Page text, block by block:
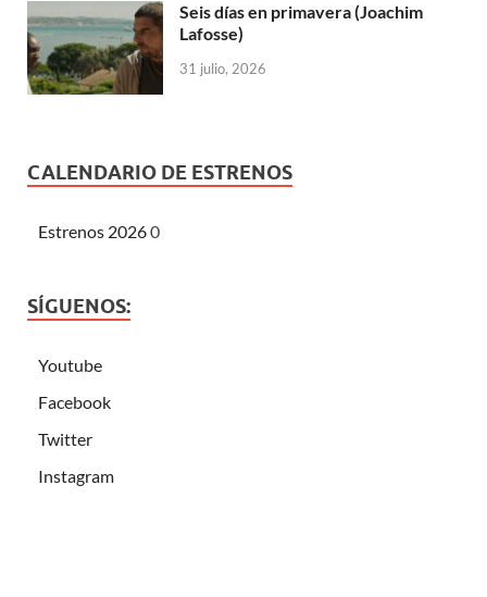
Seis días en primavera (Joachim
Lafosse)
31 julio, 2026
CALENDARIO DE ESTRENOS
Estrenos 20260
SÍGUENOS:
Youtube
Facebook
Twitter
Instagram